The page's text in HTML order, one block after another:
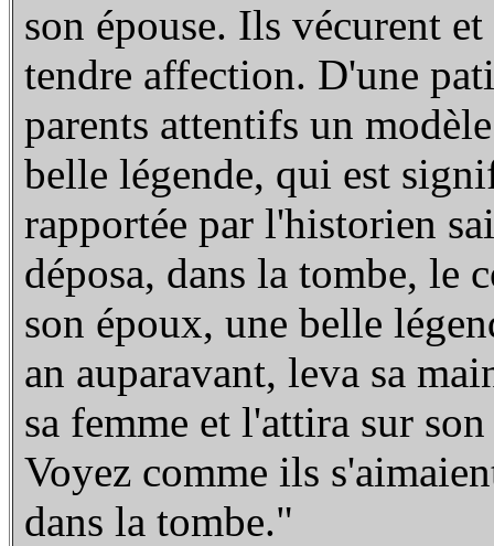
son épouse. Ils vécurent
tendre affection. D'une
parents attentifs un
belle légende, qui est
rapportée par l'historien
déposa, dans la tombe, le
son époux, une belle
an auparavant, leva sa
sa femme et l'attira sur
Voyez comme ils
dans la tombe."